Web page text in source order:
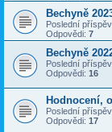
Bechyně
Poslední
Odpovědi: 7
Bechyně
Poslední
Odpovědi: 16
Hodnocení,
Poslední
Odpovědi: 17